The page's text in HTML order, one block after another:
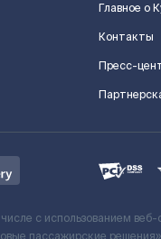
Главное о
Контакты
Пресс-
с использованием